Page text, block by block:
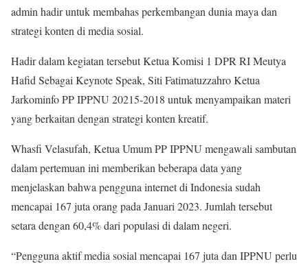
admin hadir untuk membahas perkembangan dunia maya dan
strategi konten di media sosial.
Hadir dalam kegiatan tersebut Ketua Komisi 1 DPR RI Meutya
Hafid Sebagai Keynote Speak, Siti Fatimatuzzahro Ketua
Jarkominfo PP IPPNU 20215-2018 untuk menyampaikan materi
yang berkaitan dengan strategi konten kreatif.
Whasfi Velasufah, Ketua Umum PP IPPNU mengawali sambutan
dalam pertemuan ini memberikan beberapa data yang
menjelaskan bahwa pengguna internet di Indonesia sudah
mencapai 167 juta orang pada Januari 2023. Jumlah tersebut
setara dengan 60,4% dari populasi di dalam negeri.
“Pengguna aktif media sosial mencapai 167 juta dan IPPNU perlu